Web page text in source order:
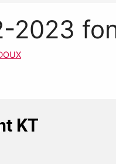
2023
KT